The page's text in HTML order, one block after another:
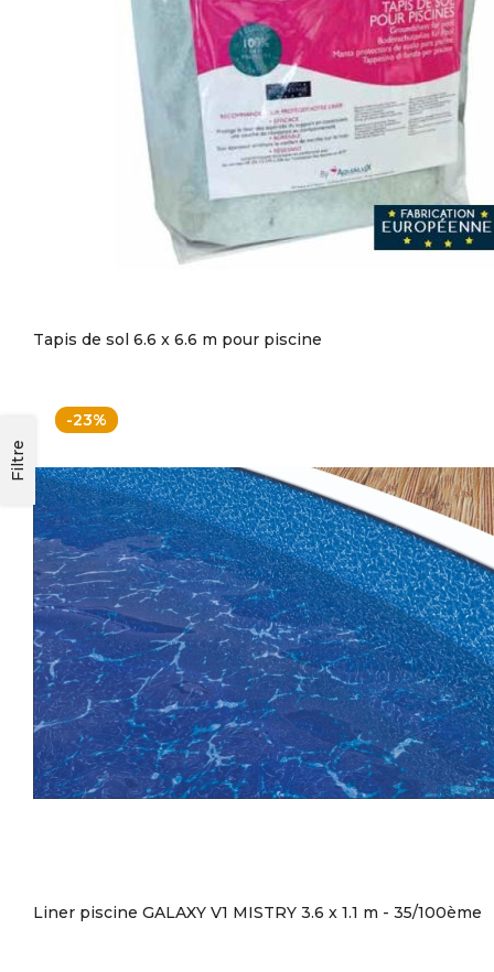
Tapis de sol 6.6 x 6.6 m pour piscine
-23%
Liner piscine GALAXY V1 MISTRY 3.6 x 1.1 m - 35/100ème
Filtre